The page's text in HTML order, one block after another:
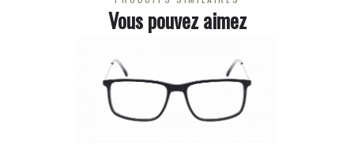
Vous pouvez aimez